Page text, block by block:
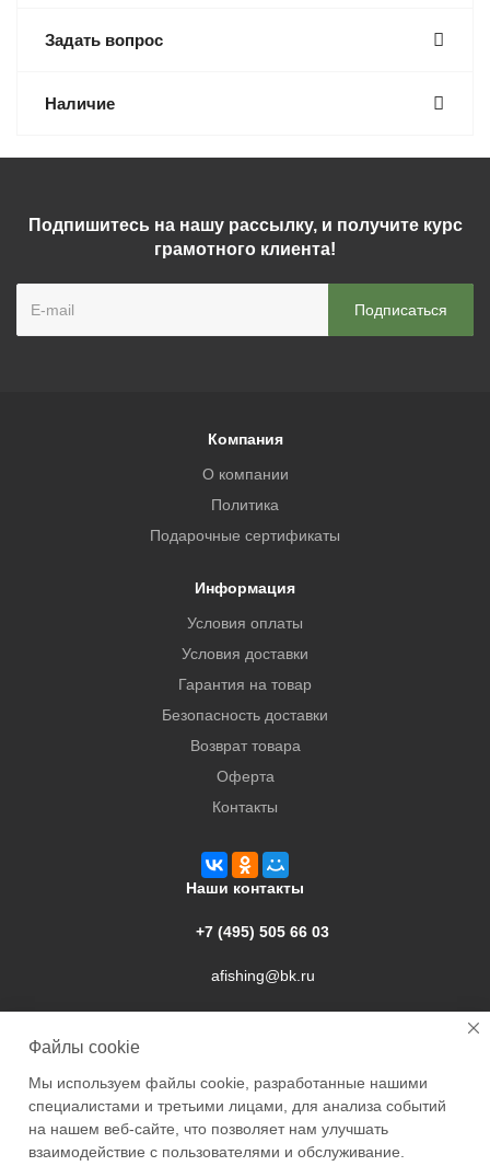
Задать вопрос
Наличие
Подпишитесь на нашу рассылку, и получите курс
грамотного клиента!
Компания
О компании
Политика
Подарочные сертификаты
Информация
Условия оплаты
Условия доставки
Гарантия на товар
Безопасность доставки
Возврат товара
Оферта
Контакты
Наши контакты
+7 (495) 505 66 03
afishing@bk.ru
Файлы cookie
Мы используем файлы cookie, разработанные нашими
специалистами и третьими лицами, для анализа событий
на нашем веб-сайте, что позволяет нам улучшать
взаимодействие с пользователями и обслуживание.